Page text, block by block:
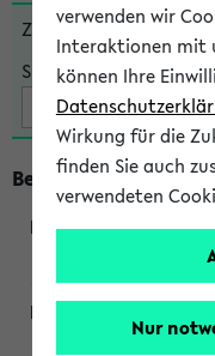
Zu viele
Suche:
Beginn um 16 Uhr
Schweiger
verwenden wir
Interaktionen mit
können Ihre
Wirkung für die
finden Sie auch
verwendeten
Nur